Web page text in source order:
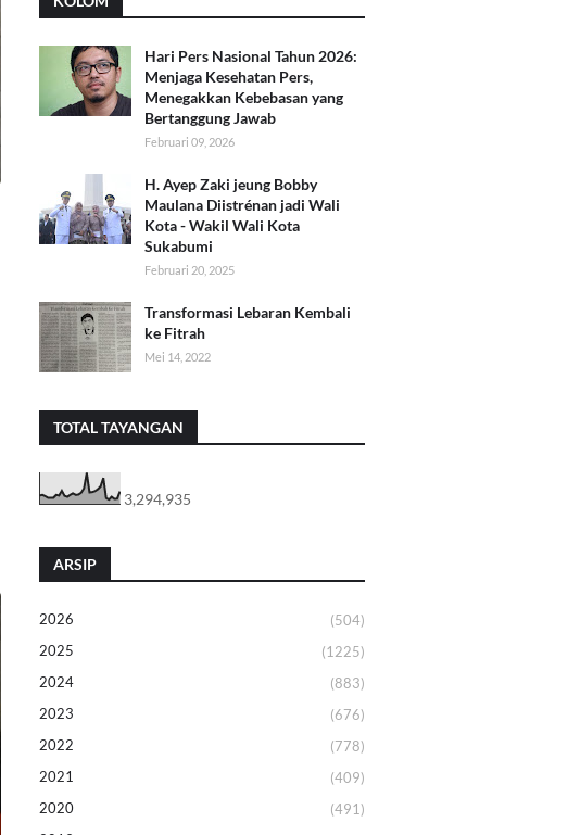
Hari Pers Nasional Tahun 2026:
Menjaga Kesehatan Pers,
Menegakkan Kebebasan yang
Bertanggung Jawab
Februari 09, 2026
H. Ayep Zaki jeung Bobby
Maulana Diistrénan jadi Wali
Kota - Wakil Wali Kota
Sukabumi
Februari 20, 2025
Transformasi Lebaran Kembali
ke Fitrah
Mei 14, 2022
TOTAL TAYANGAN
3,294,935
ARSIP
2026
(504)
2025
(1225)
2024
(883)
2023
(676)
2022
(778)
2021
(409)
2020
(491)